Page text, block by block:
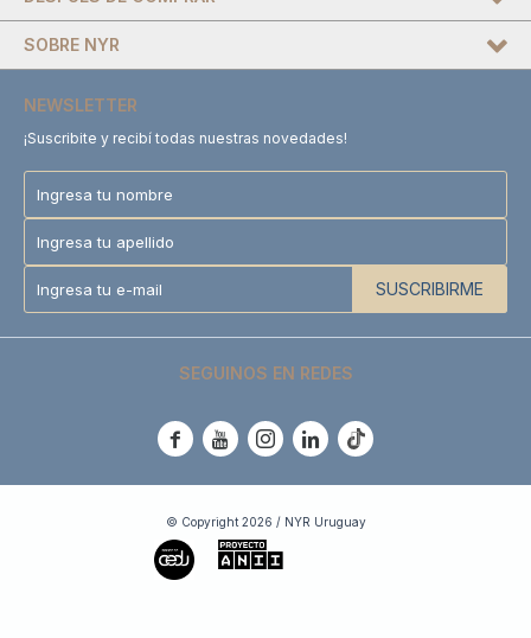
SOBRE NYR
NEWSLETTER
¡Suscribite y recibí todas nuestras novedades!
SUSCRIBIRME
SEGUINOS EN REDES
    
© Copyright 2026 / NYR Uruguay